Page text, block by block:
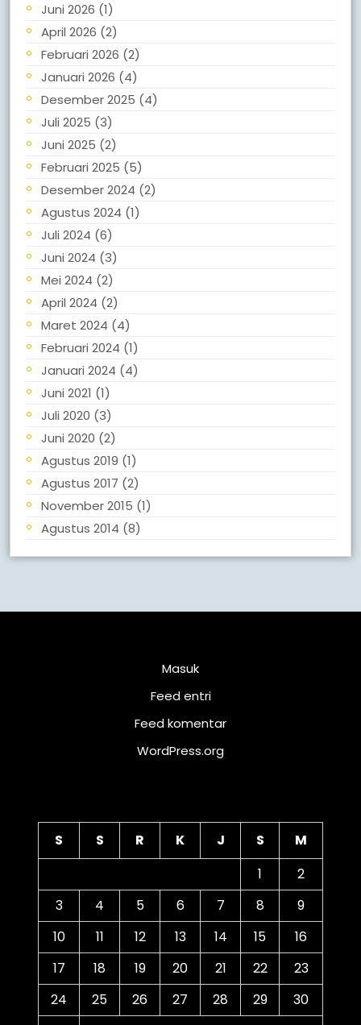
Juni 2026 (1)
April 2026 (2)
Februari 2026 (2)
Januari 2026 (4)
Desember 2025 (4)
Juli 2025 (3)
Juni 2025 (2)
Februari 2025 (5)
Desember 2024 (2)
Agustus 2024 (1)
Juli 2024 (6)
Juni 2024 (3)
Mei 2024 (2)
April 2024 (2)
Maret 2024 (4)
Februari 2024 (1)
Januari 2024 (4)
Juni 2021 (1)
Juli 2020 (3)
Juni 2020 (2)
Agustus 2019 (1)
Agustus 2017 (2)
November 2015 (1)
Agustus 2014 (8)
Masuk
Feed entri
Feed komentar
WordPress.org
S S R K J S
M
1
2
3
4 5 6 7 8
9
10
11 12 13 14 15
16
17
18 19 20 21 22
23
24
25 26 27 28 29
30